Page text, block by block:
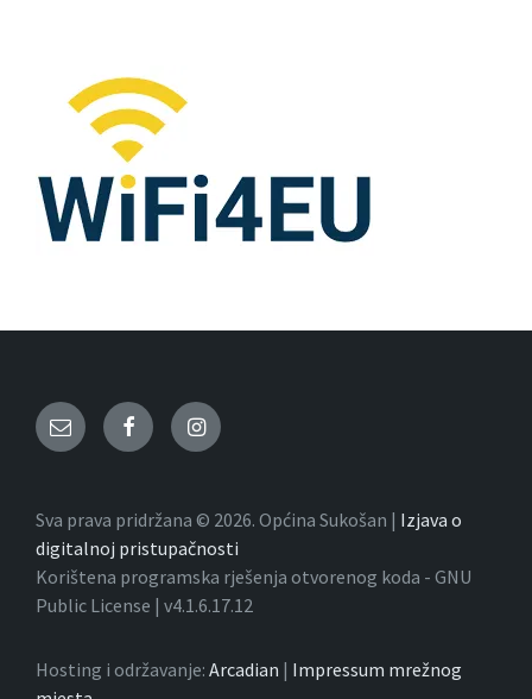
Email FacebookInstagram
Sva prava pridržana © 2026. Općina Sukošan | Izjava o
digitalnoj pristupačnosti
Korištena programska rješenja otvorenog koda - GNU
Public License | v4.1.6.17.12
Hosting i održavanje: Arcadian | Impressum mrežnog